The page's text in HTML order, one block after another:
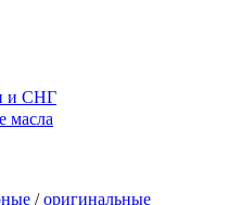
и СНГ
масла
/оригинальные